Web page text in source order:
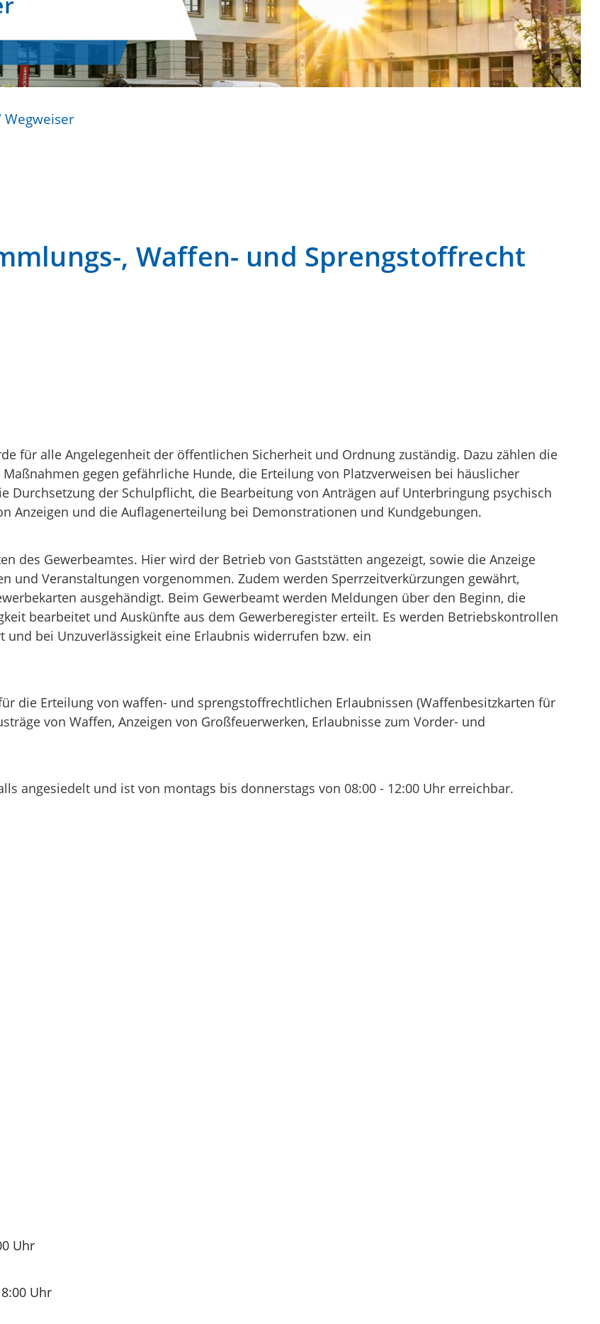
Wegweiser
, Waffen- und Sprengstoffrecht
für alle Angelegenheit der öffentlichen Sicherheit und Ordnung zuständig. Dazu zählen die
gegen gefährliche Hunde, die Erteilung von Platzverweisen bei häuslicher
Durchsetzung der Schulpflicht, die Bearbeitung von Anträgen auf Unterbringung psychisch
Anzeigen und die Auflagenerteilung bei Demonstrationen und Kundgebungen.
des Gewerbeamtes. Hier wird der Betrieb von Gaststätten angezeigt, sowie die Anzeige
und Veranstaltungen vorgenommen. Zudem werden Sperrzeitverkürzungen gewährt,
ausgehändigt. Beim Gewerbeamt werden Meldungen über den Beginn, die
bearbeitet und Auskünfte aus dem Gewerberegister erteilt. Es werden Betriebskontrollen
bei Unzuverlässigkeit eine Erlaubnis widerrufen bzw. ein
die Erteilung von waffen- und sprengstoffrechtlichen Erlaubnissen (Waffenbesitzkarten für
von Waffen, Anzeigen von Großfeuerwerken, Erlaubnisse zum Vorder- und
angesiedelt und ist von montags bis donnerstags von 08:00 - 12:00 Uhr erreichbar.
Uhr
Uhr